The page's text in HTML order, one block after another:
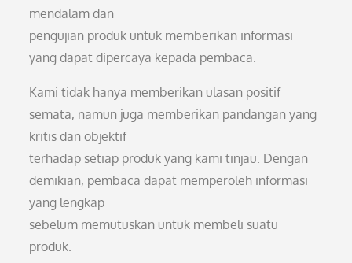
mendalam dan
pengujian produk untuk memberikan informasi
yang dapat dipercaya kepada pembaca.
Kami tidak hanya memberikan ulasan positif
semata, namun juga memberikan pandangan yang
kritis dan objektif
terhadap setiap produk yang kami tinjau. Dengan
demikian, pembaca dapat memperoleh informasi
yang lengkap
sebelum memutuskan untuk membeli suatu
produk.